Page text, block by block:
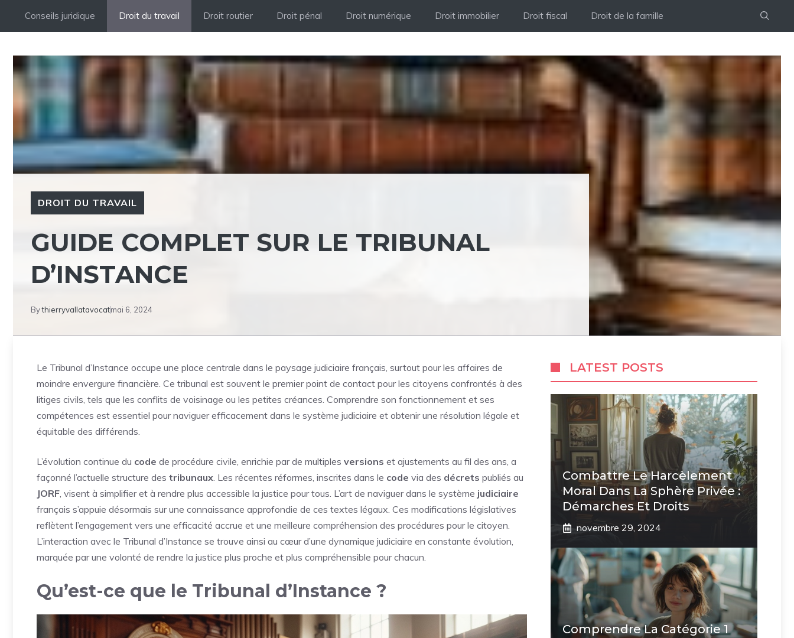
Conseils juridique Droit du travail Droit routier Droit pénal Droit numérique Droit immobilier Droit fiscal Droit de la famille
DROIT DU TRAVAIL
GUIDE COMPLET SUR LE TRIBUNAL
D’INSTANCE
Bythierryvallatavocatmai 6, 2024
Le Tribunal d’Instance occupe une place centrale dans le paysage judiciaire français, surtout pour les affaires de
moindre envergure financière. Ce tribunal est souvent le premier point de contact pour les citoyens confrontés à des
litiges civils, tels que les conflits de voisinage ou les petites créances. Comprendre son fonctionnement et ses
compétences est essentiel pour naviguer efficacement dans le système judiciaire et obtenir une résolution légale et
équitable des différends.
L’évolution continue du code de procédure civile, enrichie par de multiples versions et ajustements au fil des ans, a
façonné l’actuelle structure des tribunaux. Les récentes réformes, inscrites dans le code via des décrets publiés au
JORF, visent à simplifier et à rendre plus accessible la justice pour tous. L’art de naviguer dans le système judiciaire
français s’appuie désormais sur une connaissance approfondie de ces textes légaux. Ces modifications législatives
reflètent l’engagement vers une efficacité accrue et une meilleure compréhension des procédures pour le citoyen.
L’interaction avec le Tribunal d’Instance se trouve ainsi au cœur d’une dynamique judiciaire en constante évolution,
marquée par une volonté de rendre la justice plus proche et plus compréhensible pour chacun.
Qu’est-ce que le Tribunal d’Instance ?
LATEST POSTS
Combattre Le Harcèlement
Moral Dans La Sphère Privée :
Démarches Et Droits
novembre 29, 2024
Comprendre La Catégorie 1